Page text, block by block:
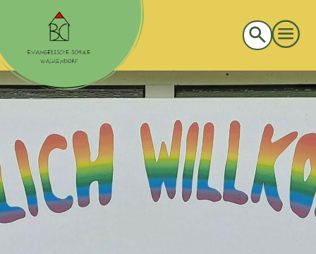
Suche
nach: